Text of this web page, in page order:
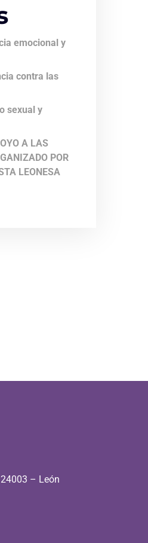
emocional y
contra las
sexual y
A LAS
POR
LEONESA
– León